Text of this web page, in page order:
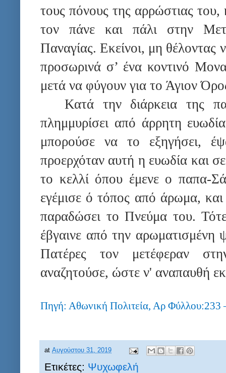
τους πόνους της αρρώστιας
τον πάνε και πάλι στην
Παναγίας. Εκείνοι, μη
προσωρινά σ’ ένα κοντινό
μετά να φύγουν για το Άγιον
Κατά την διάρκεια της
πλημμυρίσει από άρρητη
μπορούσε να το εξηγήσει,
προερχόταν αυτή η ευωδία και
το κελλί όπου έμενε ο παπα-
εγέμισε ό τόπος από άρωμα,
παραδώσει το Πνεύμα του.
έβγαινε από την
Πατέρες τον μετέφεραν
αναζητούσε, ώστε ν' αναπαυθή
Πηγή: Αθωνική Πολιτεία, Αρ
at Αυγούστου 31, 2019
Ετικέτες: Ψυχωφελή